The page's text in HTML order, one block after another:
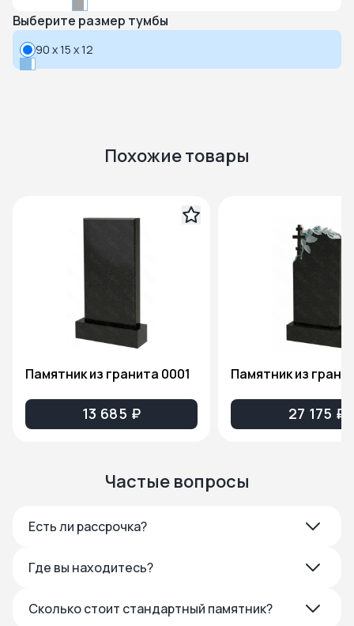
Выберите размер тумбы
90 x 15 x 12
Похожие товары
Памятник из гранита 0001
13 685 ₽ 27 175 ₽
Частые вопросы
Есть ли рассрочка?
Где вы находитесь?
Сколько стоит стандартный памятник?